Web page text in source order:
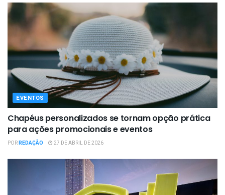
EVENTOS
Chapéus personalizados se tornam opção prática
para ações promocionais e eventos
PORREDAÇÃO 27 DE ABRIL DE 2026